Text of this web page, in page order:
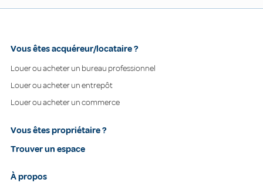
Vous êtes acquéreur/locataire ?
Louer ou acheter un bureau professionnel
Louer ou acheter un entrepôt
Louer ou acheter un commerce
Vous êtes propriétaire ?
Trouver un espace
À propos